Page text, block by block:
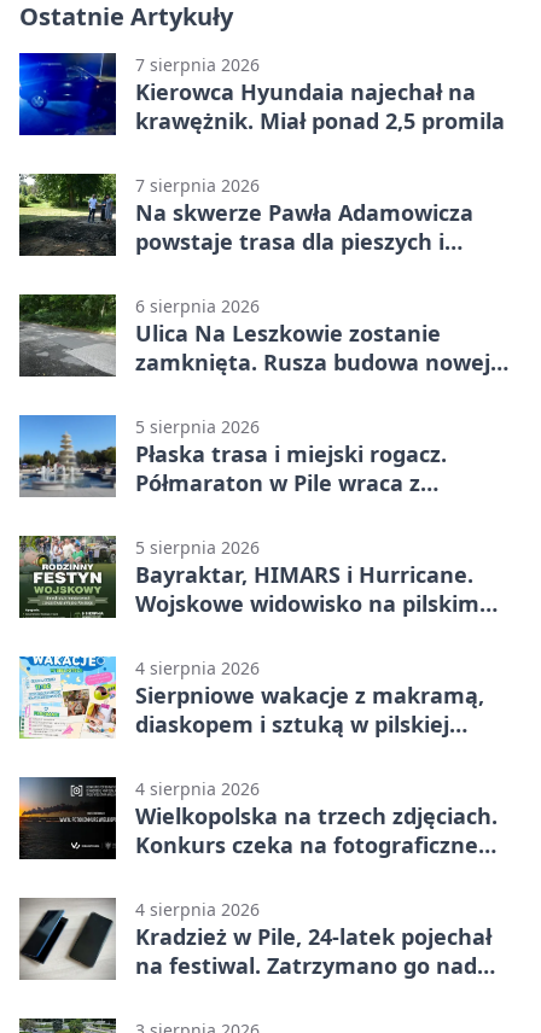
Ostatnie Artykuły
7 sierpnia 2026
Kierowca Hyundaia najechał na
krawężnik. Miał ponad 2,5 promila
7 sierpnia 2026
Na skwerze Pawła Adamowicza
powstaje trasa dla pieszych i
6 sierpnia 2026
Ulica Na Leszkowie zostanie
zamknięta. Rusza budowa nowej
5 sierpnia 2026
Płaska trasa i miejski rogacz.
Półmaraton w Pile wraca z
5 sierpnia 2026
Bayraktar, HIMARS i Hurricane.
Wojskowe widowisko na pilskim
4 sierpnia 2026
Sierpniowe wakacje z makramą,
diaskopem i sztuką w pilskiej
4 sierpnia 2026
Wielkopolska na trzech zdjęciach.
Konkurs czeka na fotograficzne
4 sierpnia 2026
Kradzież w Pile, 24-latek pojechał
na festiwal. Zatrzymano go nad